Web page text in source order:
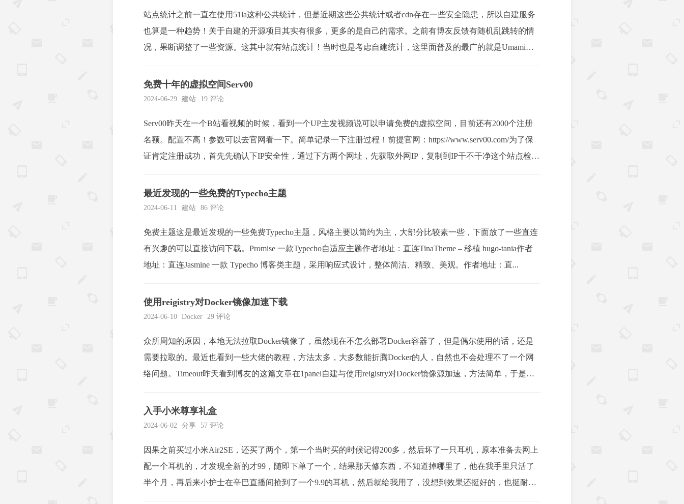
站点统计之前一直在使用51la这种公共统计，但是近期这些公共统计或者cdn存在一些安全隐患，所以自建服务
也算是一种趋势！关于自建的开源项目其实有很多，更多的是自己的需求。之前有博友反馈有随机乱跳转的情
况，果断调整了一些资源。这其中就有站点统计！当时也是考虑自建统计，这里面普及的最广的就是Umami。
免费十年的虚拟空间Serv00
2024-06-29 建站 19 评论
Serv00昨天在一个B站看视频的时候，看到一个UP主发视频说可以申请免费的虚拟空间，目前还有2000个注册
名额。配置不高！参数可以去官网看一下。简单记录一下注册过程！前提官网：https://www.serv00.com/为了保
证肯定注册成功，首先先确认下IP安全性，通过下方两个网址，先获取外网IP，复制到IP干不干净这个站点检测
最近发现的一些免费的Typecho主题
2024-06-11 建站 86 评论
免费主题这是最近发现的一些免费Typecho主题，风格主要以简约为主，大部分比较素一些，下面放了一些直连
有兴趣的可以直接访问下载。Promise 一款Typecho自适应主题作者地址：直连TinaTheme – 移植 hugo-tania作者
地址：直连Jasmine 一款 Typecho 博客类主题，采用响应式设计，整体简洁、精致、美观。作者地址：直...
使用reigistry对Docker镜像加速下载
2024-06-10 Docker 29 评论
众所周知的原因，本地无法拉取Docker镜像了，虽然现在不怎么部署Docker容器了，但是偶尔使用的话，还是
需要拉取的。最近也看到一些大佬的教程，方法太多，大多数能折腾Docker的人，自然也不会处理不了一个网
络问题。Timeout昨天看到博友的这篇文章在1panel自建与使用reigistry对Docker镜像源加速，方法简单，于是便
入手小米尊享礼盒
2024-06-02 分享 57 评论
因果之前买过小米Air2SE，还买了两个，第一个当时买的时候记得200多，然后坏了一只耳机，原本准备去网上
配一个耳机的，才发现全新的才99，随即下单了一个，结果那天修东西，不知道掉哪里了，他在我手里只活了
半个月，再后来小护士在辛巴直播间抢到了一个9.9的耳机，然后就给我用了，没想到效果还挺好的，也挺耐用